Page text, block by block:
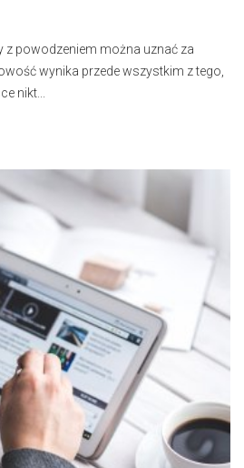
z powodzeniem można uznać za
wynika przede wszystkim z tego,
nikt...